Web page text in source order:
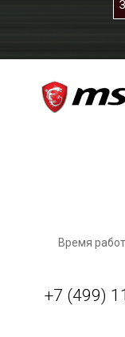
Время
+7 (499)